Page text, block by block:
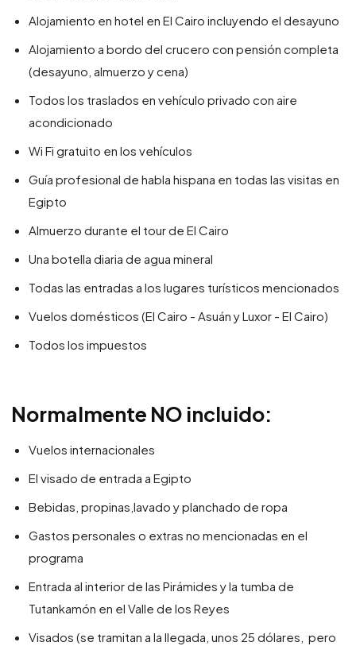
Alojamiento en hotel en El Cairo incluyendo el desayuno
Alojamiento a bordo del crucero con pensión completa
(desayuno, almuerzo y cena)
Todos los traslados en vehículo privado con aire
acondicionado
Wi Fi gratuito en los vehículos
Guía profesional de habla hispana en todas las visitas en
Egipto
Almuerzo durante el tour de El Cairo
Una botella diaria de agua mineral
Todas las entradas a los lugares turísticos mencionados
Vuelos domésticos (El Cairo - Asuán y Luxor - El Cairo)
Todos los impuestos
Normalmente NO incluido:
Vuelos internacionales
El visado de entrada a Egipto
Bebidas, propinas,lavado y planchado de ropa
Gastos personales o extras no mencionadas en el
programa
Entrada al interior de las Pirámides y la tumba de
Tutankamón en el Valle de los Reyes
Visados (se tramitan a la llegada, unos 25 dólares, pero